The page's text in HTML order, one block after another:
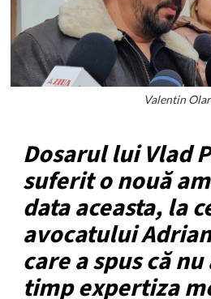
Valentin
Dosarul lui Vlad
suferit o nouă
data aceasta, la
avocatului
care a spus că
timp expertiza